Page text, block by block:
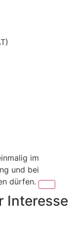
im
und bei
dürfen.
Interesse